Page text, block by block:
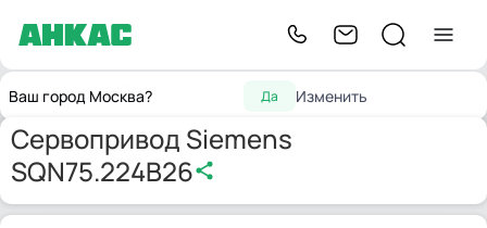
Ваш город Москва? Да Изменить
Главнаягорелок
SQN75.224B26
Сервопривод Siemens
SQN75.224B26